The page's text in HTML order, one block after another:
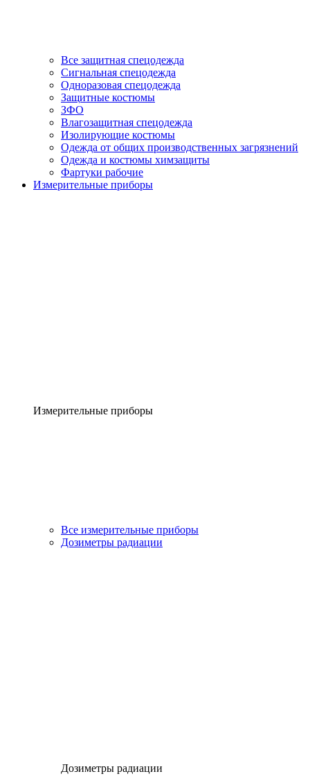
Все защитная спецодежда
Сигнальная спецодежда
Одноразовая спецодежда
Защитные костюмы
ЗФО
Влагозащитная спецодежда
Изолирующие костюмы
Одежда от общих производственных загрязнений
Одежда и костюмы химзащиты
Фартуки рабочие
Измерительные приборы
Измерительные приборы
Все измерительные приборы
Дозиметры радиации
Дозиметры радиации